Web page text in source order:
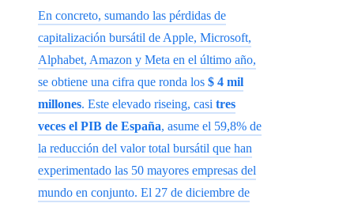
En concreto, sumando las pérdidas de
capitalización bursátil de Apple, Microsoft,
Alphabet, Amazon y Meta en el último año,
se obtiene una cifra que ronda los $ 4 mil
millones. Este elevado riseing, casi tres
veces el PIB de España, asume el 59,8% de
la reducción del valor total bursátil que han
experimentado las 50 mayores empresas del
mundo en conjunto. El 27 de diciembre de